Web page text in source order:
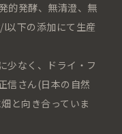
的発酵、無清澄、無
以下の添加にて生産
少なく、ドライ・フ
信さん(日本の自然
と向き合っていま